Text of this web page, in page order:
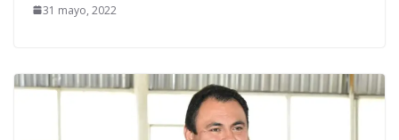
31 mayo, 2022